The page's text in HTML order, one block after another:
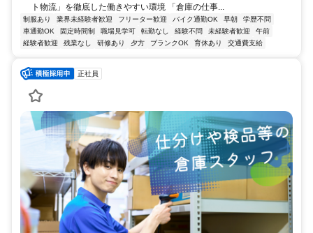
ト物流」を徹底した働きやすい環境 「倉庫の仕事...
制服あり 業界未経験者歓迎 フリーター歓迎 バイク通勤OK 早朝
学歴不問
車通勤OK
固定時間制 職場見学可 転勤なし 経験不問 未経験者歓迎
午前
経験者歓迎
残業なし 研修あり 夕方 ブランクOK 育休あり 交通費支給
正社員